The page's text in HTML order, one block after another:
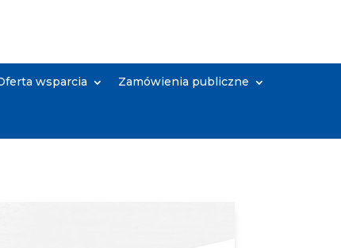
wsparcia Zamówienia publiczne